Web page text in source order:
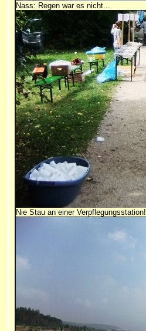
Nass: Regen war es nicht...
Nie Stau an einer Verpflegungsstation!